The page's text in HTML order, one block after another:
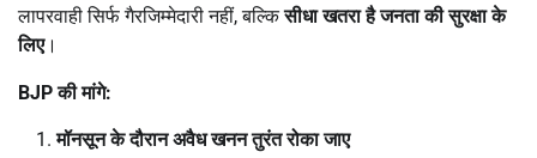
लापरवाही सिर्फ गैरजिम्मेदारी नहीं, बल्किसीधा खतरा है जनता की सुरक्षा के
लिए।
BJPकी मांगे:
मॉनसून के दौरान अवैध खनन तुरंत रोका जाए